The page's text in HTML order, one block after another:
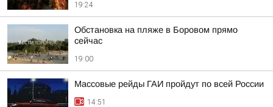
19:24
Обстановка на пляже в Боровом прямо
сейчас
19:00
Массовые рейды ГАИ пройдут по всей России
14:51